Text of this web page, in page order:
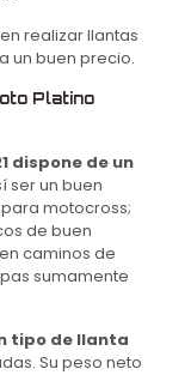
realizar llantas
un buen precio.
Platino
dispone de un
ser un buen
motocross;
de buen
caminos de
sumamente
tipo de llanta
Su peso neto